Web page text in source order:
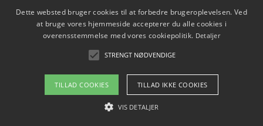
Sådan planlægger du dine vigtige datoer for CO2-
reduktion
Copyright 2026 - Pilanto Aps
Om / kontakt
Dette websted bruger cookies til at forbedre brugeroplevelsen. Ved
at bruge vores hjemmeside accepterer du alle cookies i
overensstemmelse med vores cookiepolitik. Detaljer
STRENGT NØDVENDIGE
TILLAD COOKIES TILLAD IKKE COOKIES
VIS DETALJER